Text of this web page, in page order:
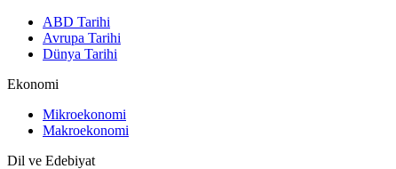
ABD Tarihi
Avrupa Tarihi
Dünya Tarihi
Ekonomi
Mikroekonomi
Makroekonomi
Dil ve Edebiyat